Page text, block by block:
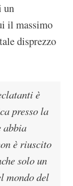
un
il massimo
disprezzo
è
presso la
abbia
è riuscito
solo un
mondo del